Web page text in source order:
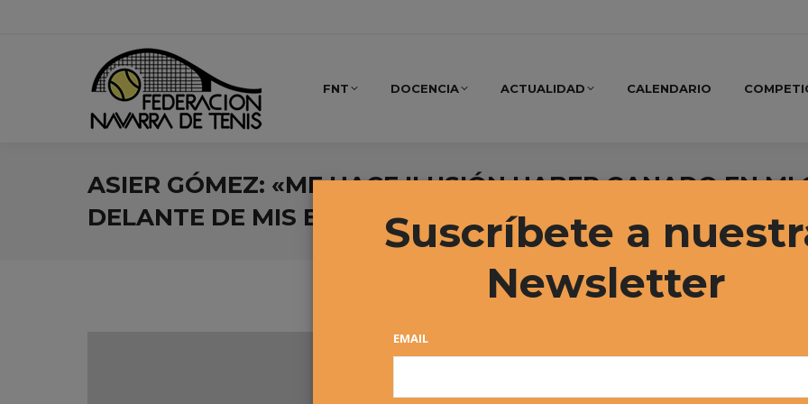
FNT DOCENCIA ACTUALIDAD CALENDARIO
ASIER GÓMEZ: «ME HACE ILUSIÓN HABER GANADO EN MI
DELANTE DE MIS ENTRENADORES Y COMPAÑEROS»
Suscríbete a
Newsletter
EMAIL